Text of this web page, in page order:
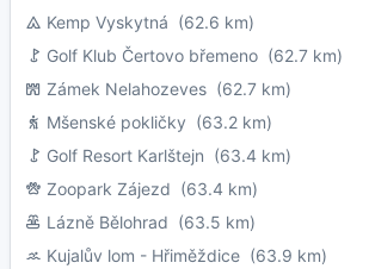
Kemp Vyskytná (62.6 km)
Golf Klub Čertovo břemeno (62.7 km)
Zámek Nelahozeves (62.7 km)
Mšenské pokličky (63.2 km)
Golf Resort Karlštejn (63.4 km)
Zoopark Zájezd (63.4 km)
Lázně Bělohrad (63.5 km)
Kujalův lom - Hřiměždice (63.9 km)